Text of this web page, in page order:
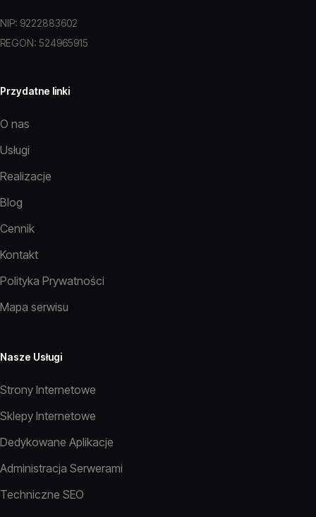
NIP: 9222883602
REGON: 524965915
Przydatne linki
O nas
Usługi
Realizacje
Blog
Cennik
Kontakt
Polityka Prywatności
Mapa serwisu
Nasze Usługi
Strony Internetowe
Sklepy Internetowe
Dedykowane Aplikacje
Administracja Serwerami
Techniczne SEO